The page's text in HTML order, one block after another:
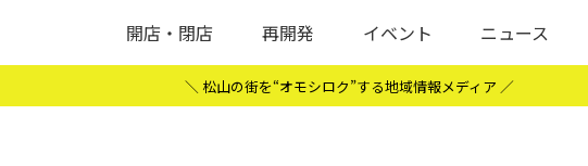
開店・閉店 再開発 イベント ニュース
＼ 松山の街を“オモシロク”する地域情報メディア ／